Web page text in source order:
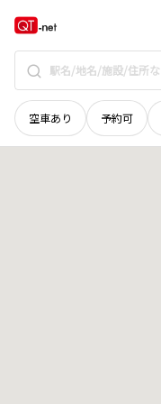
空車あり 予約可
山口県